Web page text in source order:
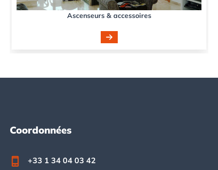
Ascenseurs & accessoires
Footer
Coordonnées
+33 1 34 04 03 42